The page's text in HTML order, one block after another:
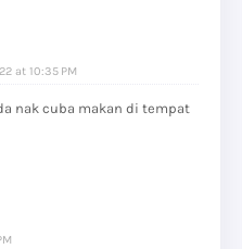
at 10:35 PM
nak cuba makan di tempat